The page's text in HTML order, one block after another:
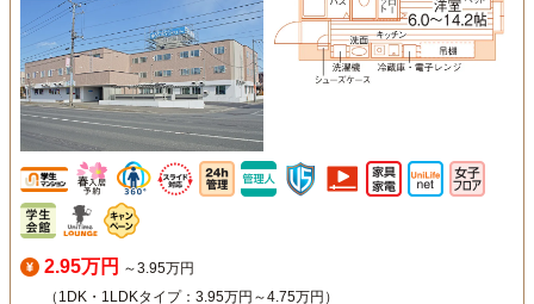
2.95万円 ～3.95万円
（1DK・1LDKタイプ：3.95万円～4.75万円）